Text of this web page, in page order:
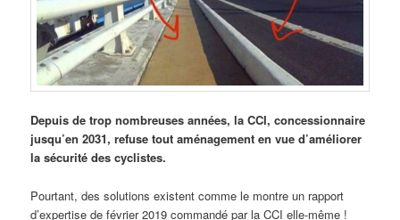
Depuis de trop nombreuses années, la CCI, concessionnaire
jusqu’en 2031, refuse tout aménagement en vue d’améliorer
la sécurité des cyclistes.
Pourtant, des solutions existent comme le montre un rapport
d’expertise de février 2019 commandé par la CCI elle-même !